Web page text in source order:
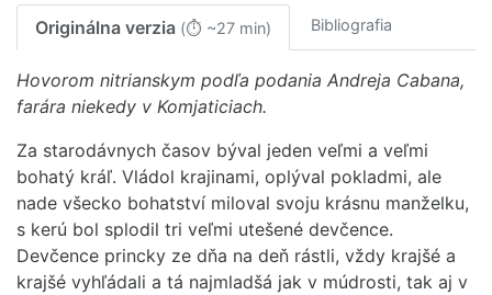
Originálna verzia (⏱ ~27 min) Bibliografia
Hovorom nitrianskym podľa podania Andreja Cabana,
farára niekedy v Komjaticiach.
Za starodávnych časov býval jeden veľmi a veľmi
bohatý kráľ. Vládol krajinami, oplýval pokladmi, ale
nade všecko bohatství miloval svoju krásnu manželku,
s kerú bol splodil tri veľmi utešené devčence.
Devčence princky ze dňa na deň rástli, vždy krajšé a
krajšé vyhľádali a tá najmladšá jak v múdrosti, tak aj v